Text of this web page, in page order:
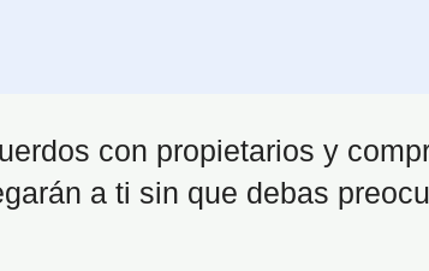
con propietarios y
a ti sin que debas